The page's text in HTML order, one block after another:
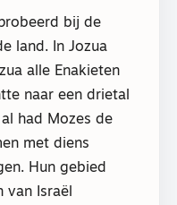
bij de
land. In Jozua
alle Enakieten
naar een drietal
had Mozes de
met diens
Hun gebied
van Israël